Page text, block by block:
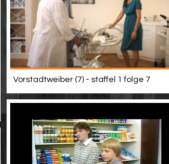
Vorstadtweiber (7) - staffel 1 folge 7